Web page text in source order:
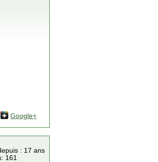
Google+
: 17 ans
161